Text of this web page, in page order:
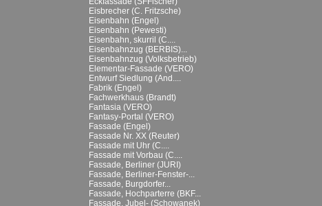
Eisbrecher (C. Fritzsche)
Eisenbahn (Engel)
Eisenbahn (Pewesti)
Eisenbahn, skurril (C....
Eisenbahnzug (BERBIS)...
Eisenbahnzug (Volksbetrieb)
Elementar-Fassade (VERO)
Entwurf Siedlung (And....
Fabrik (Engel)
Fachwerkhaus (Brandt)
Fantasia (VERO)
Fantasy-Portal (VERO)
Fassade (Engel)
Fassade Nr. XX (Reuter)
Fassade mit Uhr (C....
Fassade mit Vorbau (C....
Fassade, Berliner (JURI)
Fassade, Berliner-Fenster-...
Fassade, Burgdorfer...
Fassade, Hochparterre (BKF...
Fassade, Jubel- (Schowanek)